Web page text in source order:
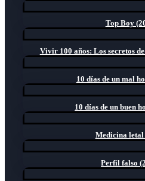
Top Boy
Vivir 100 años: Los secretos
10 días de un mal
10 días de un buen
Medicina letal
Perfil falso